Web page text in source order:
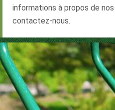
informations à propos de
contactez-nous.